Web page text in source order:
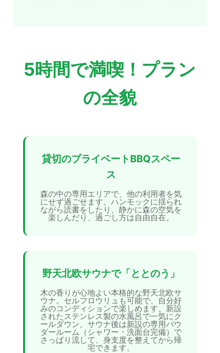
5時間で満喫！プラン
の全貌
貸切のプライベートBBQスペー
ス
森の中の専用エリアで、他の利用者を気
にせず過ごせます。ハンモックに揺られ
ながら読書をしたり、静かに森の空気を
楽しんだり、過ごし方は自由自在。
野天北欧サウナで「ととのう」
木の香りが心地よい本格的な野天北欧サ
ウナ。セルフロウリュも可能で、自分好
みのコンディションで楽しめます。新設
されたステンレス製の水風呂で一気にク
ールダウン。サウナ後は新設の専用パウ
ダールーム（シャワー・洗面台完備）で
さっぱり流して、身支度を整えてから帰
宅できます。